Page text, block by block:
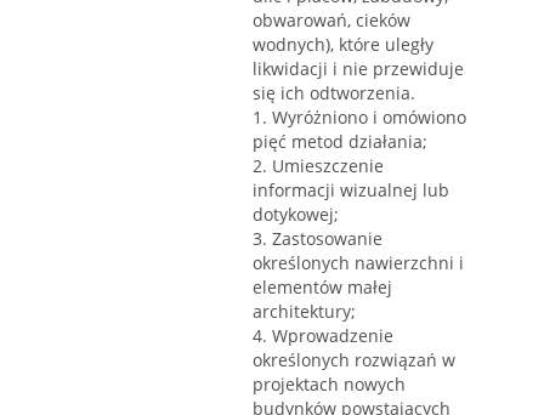
obwarowań, cieków
wodnych), które uległy
likwidacji i nie przewiduje
się ich odtworzenia.
1. Wyróżniono i omówiono
pięć metod działania;
2. Umieszczenie
informacji wizualnej lub
dotykowej;
3. Zastosowanie
określonych nawierzchni i
elementów małej
architektury;
4. Wprowadzenie
określonych rozwiązań w
projektach nowych
budynków powstających